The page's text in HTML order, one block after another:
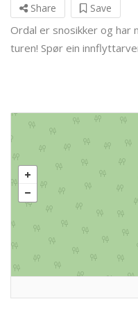
Share Save
Ordal er snosikker og har
turen! Spør ein